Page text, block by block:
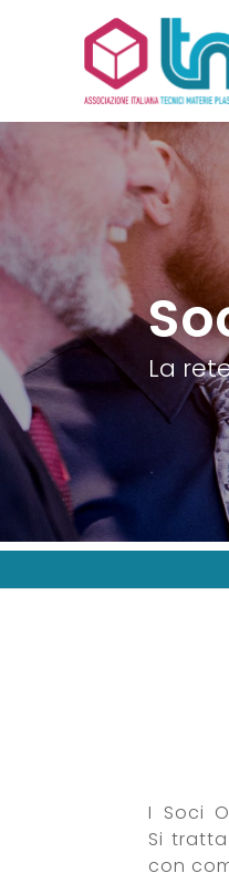
La
I Soci
Si
con